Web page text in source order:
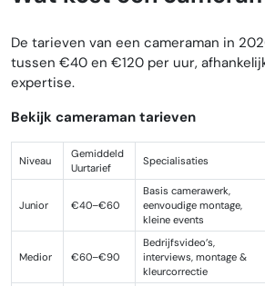
De tarieven van een cameraman in
tussen €40 en €120 per uur,
expertise.
Bekijk cameraman tarieven
Niveau
Gemiddeld
Uurtarief
Specialisaties
Junior €40–€60
Basis camerawerk,
eenvoudige montage,
kleine events
Medior €60–€90
Bedrijfsvideo’s,
interviews, montage &
kleurcorrectie